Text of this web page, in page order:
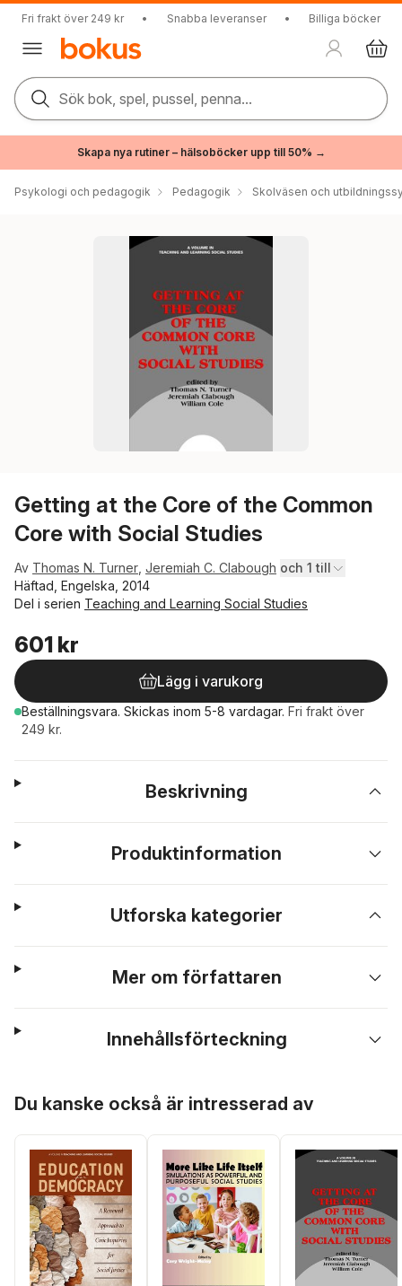
Fri frakt över 249 kr • Snabba leveranser • Billiga böcker
Sök bok, spel, pussel, penna...
Skapa nya rutiner – hälsoböcker upp till 50% →
Psykologi och pedagogik Pedagogik Skolväsen och
Getting at the Core of the Common
Core with Social Studies
Av Thomas N. Turner Jeremiah C. Clabough och 1 till
Häftad, Engelska, 2014
Del i serien Teaching and Learning Social Studies
601 kr
Lägg i varukorg
Beställningsvara. Skickas inom 5-8 vardagar. Fri frakt över
249 kr.
Beskrivning
Produktinformation
Utforska kategorier
Mer om författaren
Innehållsförteckning
Du kanske också är intresserad av